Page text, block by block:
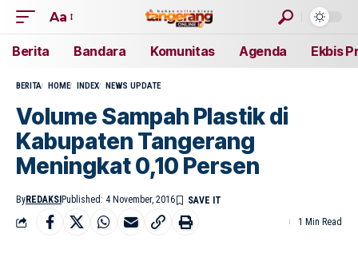
Aa
Berita Bandara Komunitas Agenda Ekbis
BERITA HOME INDEX NEWS UPDATE
Volume Sampah Plastik di
Kabupaten Tangerang
Meningkat 0,10 Persen
ByREDAKSI Published: 4 November, 2016
1 Min Read